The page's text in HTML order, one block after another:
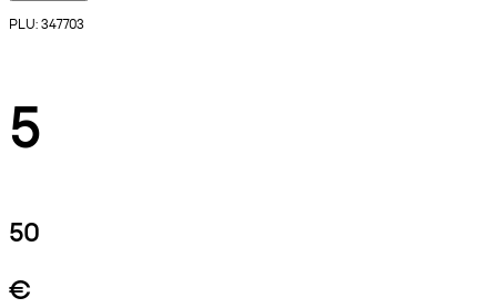
PLU: 347703
5
50
€